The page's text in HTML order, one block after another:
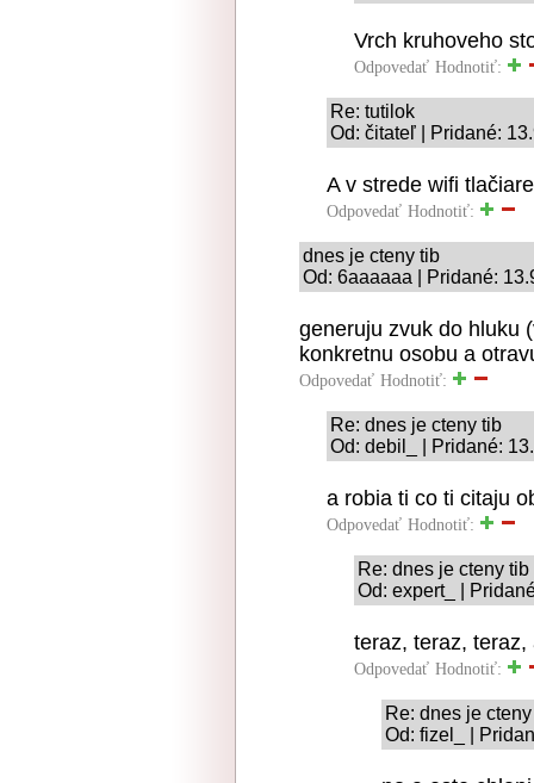
Vrch kruhoveho
Odpovedať Hodnotiť:
Re: tutilok
Od: čitateľ | Pridané:
A v strede wifi
Odpovedať Hodnotiť:
dnes je cteny tib
Od: 6aaaaaa | Pridané:
generuju zvuk do hluku
konkretnu osobu a
Odpovedať Hodnotiť:
Re: dnes je cteny tib
Od: debil_ | Pridané:
a robia ti co ti citaju
Odpovedať Hodnotiť:
Re: dnes je cteny tib
Od: expert_ |
teraz, teraz,
Odpovedať Hodnotiť:
Re: dnes je
Od: fizel_ |